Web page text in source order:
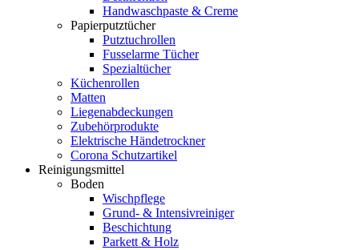
Handwaschpaste & Creme
Papierputztücher
Putztuchrollen
Fusselarme Tücher
Spezialtücher
Küchenrollen
Matten
Liegenabdeckungen
Zubehörprodukte
Elektrische Händetrockner
Corona Schutzartikel
Reinigungsmittel
Boden
Wischpflege
Grund- & Intensivreiniger
Beschichtung
Parkett & Holz